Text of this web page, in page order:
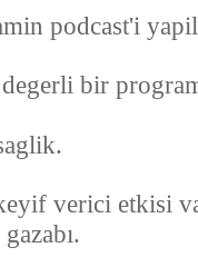
podcast'i
bir
verici etkisi